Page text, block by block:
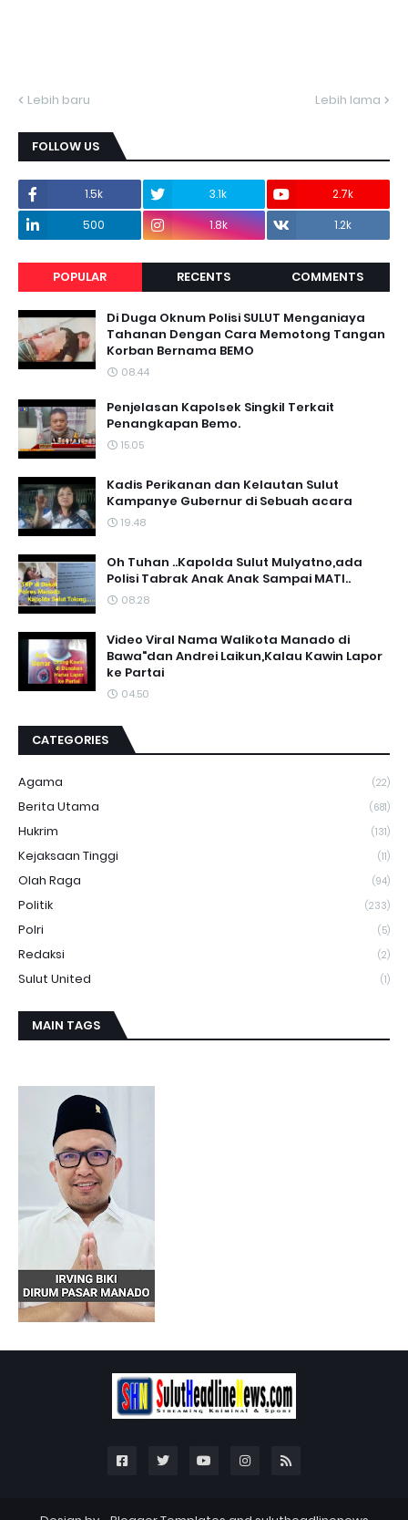
Lebih baru Lebih lama
FOLLOW US
1.5k 3.1k
2.7k
500
1.8k 1.2k
POPULAR RECENTS COMMENTS
Di Duga Oknum Polisi SULUT Menganiaya
Tahanan Dengan Cara Memotong Tangan
Korban Bernama BEMO
08.44
Penjelasan Kapolsek Singkil Terkait
Penangkapan Bemo.
15.05
Kadis Perikanan dan Kelautan Sulut
Kampanye Gubernur di Sebuah acara
19.48
Oh Tuhan ..Kapolda Sulut Mulyatno,ada
Polisi Tabrak Anak Anak Sampai MATI..
08.28
Video Viral Nama Walikota Manado di
Bawa"dan Andrei Laikun,Kalau Kawin Lapor
ke Partai
04.50
CATEGORIES
Agama (22)
Berita Utama (681)
Hukrim (131)
Kejaksaan Tinggi (11)
Olah Raga (94)
Politik (233)
Polri (5)
Redaksi (2)
Sulut United (1)
MAIN TAGS